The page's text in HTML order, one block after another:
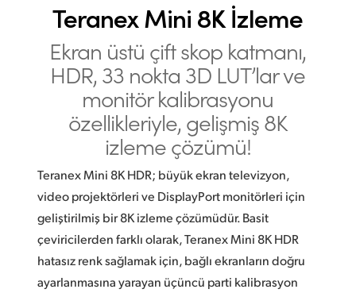
Germany
Hong Kong SAR, China
Italy
Japan
Korea
Teranex Mini 8K İzleme
Ekran üstü çift skop katmanı,
HDR, 33 nokta 3D LUT’larve
monitör kalibrasyonu
özellikleriyle, gelişmiş 8K
izleme çözümü!
Teranex Mini 8K HDR; büyük ekran televizyon,
video projektörlerive DisplayPort monitörleri için
geliştirilmiş bir 8K izleme çözümüdür. Basit
çeviricilerden farklı olarak, Teranex Mini 8K HDR
hatasız renk sağlamak için, bağlı ekranların doğru
ayarlanmasına yarayan üçüncü parti kalibrasyon